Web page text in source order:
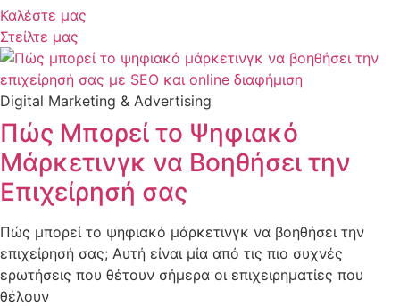
Καλέστε μας
Στείλτε μας
Digital Marketing & Advertising
Πώς Μπορεί το Ψηφιακό
Μάρκετινγκ να Βοηθήσει την
Επιχείρησή σας
Πώς μπορεί το ψηφιακό μάρκετινγκ να βοηθήσει την
επιχείρησή σας; Αυτή είναι μία από τις πιο συχνές
ερωτήσεις που θέτουν σήμερα οι επιχειρηματίες που
θέλουν